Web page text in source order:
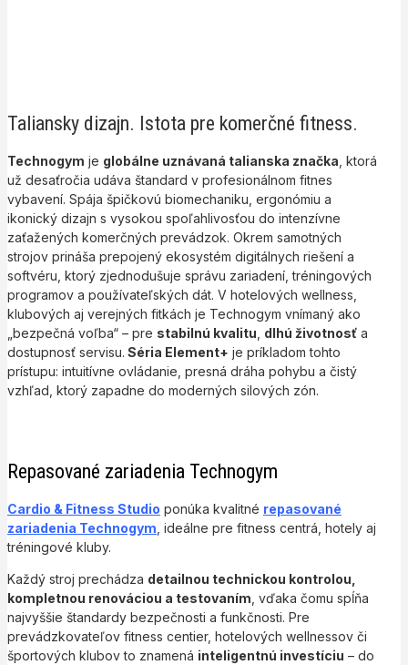
Taliansky dizajn. Istota pre komerčné fitness.
Technogym je globálne uznávaná talianska značka , ktorá
už desaťročia udáva štandard v profesionálnom fitnes
vybavení. Spája špičkovú biomechaniku, ergonómiu a
ikonický dizajn s vysokou spoľahlivosťou do intenzívne
zaťažených komerčných prevádzok. Okrem samotných
strojov prináša prepojený ekosystém digitálnych riešení a
softvéru, ktorý zjednodušuje správu zariadení, tréningových
programov a používateľských dát. V hotelových wellness,
klubových aj verejných fitkách je Technogym vnímaný ako
„bezpečná voľba“ – pre stabilnú kvalitu dlhú životnosť a
dostupnosť servisu. Séria Element+ je príkladom tohto
prístupu: intuitívne ovládanie, presná dráha pohybu a čistý
vzhľad, ktorý zapadne do moderných silových zón.
Repasované zariadenia Technogym
Cardio & Fitness Studio ponúka kvalitné repasované
zariadenia Technogym , ideálne pre fitness centrá, hotely aj
tréningové kluby.
Každý stroj prechádza detailnou technickou kontrolou,
kompletnou renováciou a testovaním , vďaka čomu spĺňa
najvyššie štandardy bezpečnosti a funkčnosti. Pre
prevádzkovateľov fitness centier, hotelových wellnessov či
športových klubov to znamená inteligentnú investíciu – do